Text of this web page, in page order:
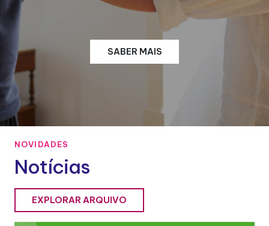
SABER MAIS
NOVIDADES
Notícias
EXPLORAR ARQUIVO